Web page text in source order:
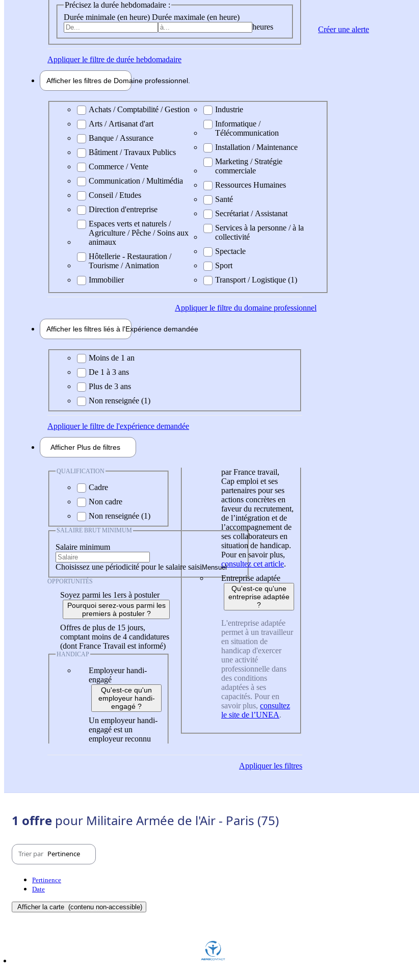
Précisez la durée hebdomadaire :
Durée minimale (en heure) Durée maximale (en heure)
heures
Appliquerle filtre de durée hebdomadaire
Afficher les filtres de Domaine professionnel
Domaine professionel
Achats / Comptabilité / Gestion
Arts / Artisanat d'art
Banque / Assurance
Bâtiment / Travaux Publics
Commerce / Vente
Communication / Multimédia
Conseil / Etudes
Direction d'entreprise
Espaces verts et naturels /
Agriculture / Pêche / Soins aux
animaux
Hôtellerie - Restauration /
Tourisme / Animation
Immobilier
Industrie
Informatique /
Télécommunication
Installation / Maintenance
Marketing / Stratégie
commerciale
Ressources Humaines
Santé
Secrétariat / Assistanat
Services à la personne / à la
collectivité
Spectacle
Sport
Transport / Logistique (1)
Appliquerle filtre du domaine professionnel
Afficher les filtres liés à l'Expérience demandée
Expérience demandée
Moins de 1 an
De 1 à 3 ans
Plus de 3 ans
Non renseignée (1)
Appliquerle filtre de l'expérience demandée
Afficher Plus de filtres
QUALIFICATION
Cadre
Non cadre
Non renseignée (1)
SALAIRE BRUT MINIMUM
Salaire minimum
Choisissez une périodicité pour le salaire saisi
OPPORTUNITÉS
Soyez parmi les 1ers à postuler
Pourquoi serez-vous parmi les
premiers à postuler ?
Offres de plus de 15 jours,
comptant moins de 4 candidatures
(dont France Travail est informé)
HANDICAP
Employeur handi-
engagé
Qu'est-ce qu'un
employeur handi-
engagé ?
Un employeur handi-
engagé est un
employeur reconnu
par France travail,
Cap emploi et ses
partenaires pour ses
actions concrètes en
faveur du recrutement,
de l’intégration et de
l’accompagnement de
ses collaborateurs en
situation de handicap.
Pour en savoir plus,
consultez cet article.
Entreprise adaptée
Qu'est-ce qu'une
entreprise adaptée
?
L'entreprise adaptée
permet à un travailleur
en situation de
handicap d'exercer
une activité
professionnelle dans
des conditions
adaptées à ses
capacités. Pour en
savoir plus, consultez
le site de l’UNEA.
Appliquerles filtres
Créer une alerte
1 offre pour Militaire Armée de l'Air - Paris (75)
Trier par Pertinence
Pertinence
Date
Afficher la carte (contenu non-accessible)